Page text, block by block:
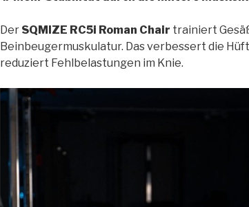
Der SQMIZE RC5i Roman Chair trainiert
Beinbeugermuskulatur. Das verbessert die
reduziert Fehlbelastungen im Knie.